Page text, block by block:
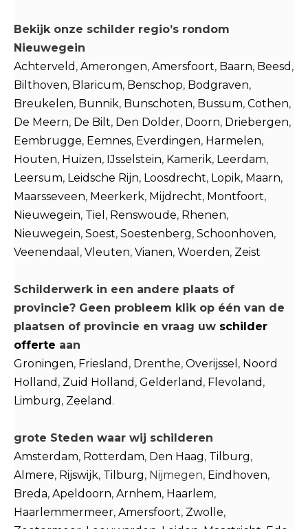
Bekijk onze schilder regio’s rondom
Nieuwegein
Achterveld , Amerongen, Amersfoort, Baarn, Beesd ,
Bilthoven, Blaricum, Benschop, Bodgraven,
Breukelen, Bunnik, Bunschoten, Bussum, Cothen,
De Meern, De Bilt, Den Dolder, Doorn, Driebergen,
Eembrugge, Eemnes, Everdingen, Harmelen,
Houten, Huizen, IJsselstein, Kamerik, Leerdam,
Leersum, Leidsche Rijn, Loosdrecht, Lopik, Maarn,
Maarsseveen, Meerkerk, Mijdrecht, Montfoort,
Nieuwegein, Tiel , Renswoude, Rhenen,
Nieuwegein, Soest, Soestenberg, Schoonhoven,
Veenendaal , Vleuten, Vianen, Woerden, Zeist
Schilderwerk in een andere plaats of
provincie? Geen probleem klik op één van de
plaatsen of provincie en vraag uw schilder
offerte aan
Groningen, Friesland , Drenthe, Overijssel , Noord
Holland , Zuid Holland , Gelderland , Flevoland ,
Limburg, Zeeland .
grote Steden waar wij schilderen
Amsterdam, Rotterdam, Den Haag, Tilburg,
Almere, Rijswijk, Tilburg, Nijmegen, Eindhoven,
Breda, Apeldoorn, Arnhem, Haarlem,
Haarlemmermeer, Amersfoort, Zwolle,